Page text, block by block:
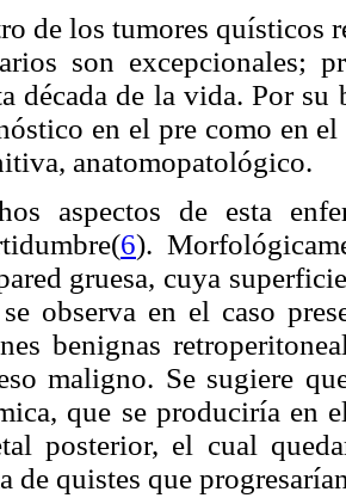
de los tumores quísticos
son excepcionales;
década de la vida. Por
en el pre como en
anatomopatológico.
aspectos de esta
6).
gruesa, cuya
observa en el caso
benignas
maligno. Se sugiere
que se produciría en
posterior, el cual
de quistes que